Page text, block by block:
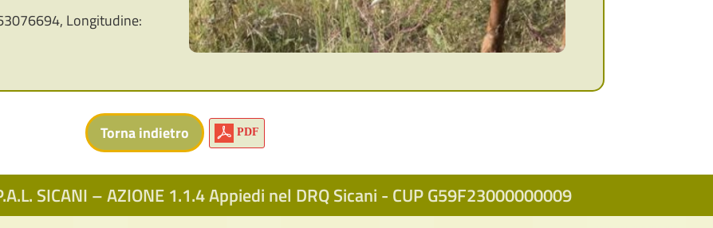
Longitudine:
PDF
SICANI – AZIONE 1.1.4 Appiedi nel DRQ Sicani - CUP G59F23000000009